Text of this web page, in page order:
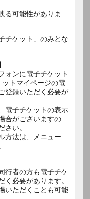
る可能性がありま
チケット」のみとな
ォンに電子チケット
ットマイページの電
登録いただく必要が
電子チケットの表示
合がございますの
さい。
方法は、メニュー
行者の方も電子チケ
く必要があります。
いただくことも可能